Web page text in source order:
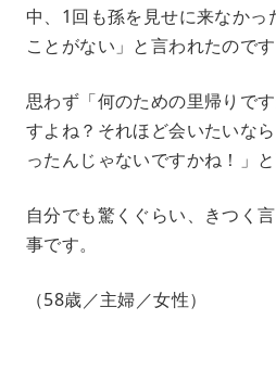
中、1回も孫を見せに来なかっ
ことがない」と言われたのです
思わず「何のための里帰りで
すよね？それほど会いたいな
ったんじゃないですかね！」と
自分でも驚くぐらい、きつく
事です。
（58歳／主婦／女性）